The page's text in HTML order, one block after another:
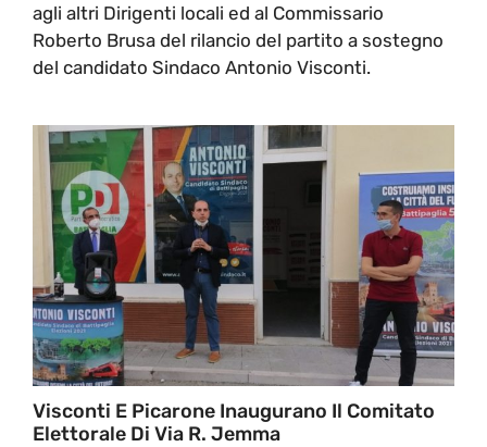
agli altri Dirigenti locali ed al Commissario
Roberto Brusa del rilancio del partito a sostegno
del candidato Sindaco Antonio Visconti.
Visconti E Picarone Inaugurano Il Comitato
Elettorale Di Via R. Jemma